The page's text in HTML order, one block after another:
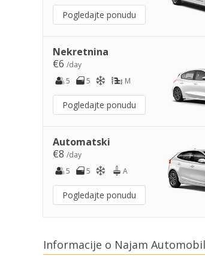
Pogledajte ponudu
Nekretnina
€6 /day
5
5 M
Pogledajte ponudu
Automatski
€8 /day
5
5 A
Pogledajte ponudu
Informacije o Najam